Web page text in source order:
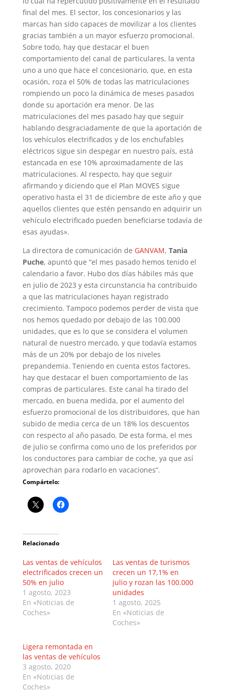
final del mes. El sector, los concesionarios y las
marcas han sido capaces de movilizar a los clientes
gracias también a un mayor esfuerzo promocional.
Sobre todo, hay que destacar el buen
comportamiento del canal de particulares, la venta
uno a uno que hace el concesionario, que, en esta
ocasión, roza el 50% de todas las matriculaciones
rompiendo un poco la dinámica de meses pasados
donde su aportación era menor. De las
matriculaciones del mes pasado hay que seguir
hablando desgraciadamente de que la aportación de
los vehículos electrificados y de los enchufables
eléctricos sigue sin despegar en nuestro país, está
estancada en ese 10% aproximadamente de las
matriculaciones. Al respecto, hay que seguir
afirmando y diciendo que el Plan MOVES sigue
operativo hasta el 31 de diciembre de este año y que
aquellos clientes que estén pensando en adquirir un
vehículo electrificado pueden beneficiarse todavía de
esas ayudas».
La directora de comunicación de GANVAM, Tania
Puche, apuntó que “el mes pasado hemos tenido el
calendario a favor. Hubo dos días hábiles más que
en julio de 2023 y esta circunstancia ha contribuido
a que las matriculaciones hayan registrado
crecimiento. Tampoco podemos perder de vista que
nos hemos quedado por debajo de las 100.000
unidades, que es lo que se considera el volumen
natural de nuestro mercado, y que todavía estamos
más de un 20% por debajo de los niveles
prepandemia. Teniendo en cuenta estos factores,
hay que destacar el buen comportamiento de las
compras de particulares. Este canal ha tirado del
mercado, en buena medida, por el aumento del
esfuerzo promocional de los distribuidores, que han
subido de media cerca de un 18% los descuentos
con respecto al año pasado. De esta forma, el mes
de julio se confirma como uno de los preferidos por
los conductores para cambiar de coche, ya que así
aprovechan para rodarlo en vacaciones”.
Compártelo:
Relacionado
Las ventas de vehículos
electrificados crecen un
50% en julio
1 agosto, 2023
En «Noticias de
Coches»
Las ventas de turismos
crecen un 17,1% en
julio y rozan las 100.000
unidades
1 agosto, 2025
En «Noticias de
Coches»
Ligera remontada en
las ventas de vehículos
3 agosto, 2020
En «Noticias de
Coches»